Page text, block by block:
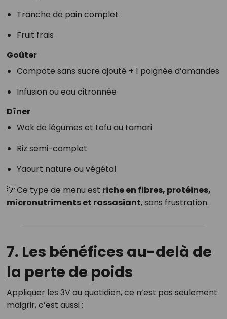
Tranche de pain complet
Fruit frais
Goûter
Compote sans sucre ajouté + 1 poignée d’amandes
Infusion ou eau citronnée
Dîner
Wok de légumes et tofu au tamari
Riz semi-complet
Yaourt nature ou végétal
💡 Ce type de menu est riche en fibres, protéines,
micronutriments et rassasiant, sans frustration.
7. Les bénéfices au-delà de
la perte de poids
Appliquer les 3V au quotidien, ce n’est pas seulement
maigrir, c’est aussi :